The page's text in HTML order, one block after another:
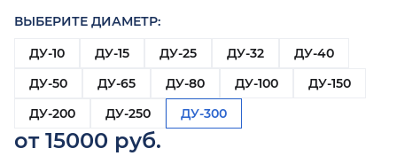
ВЫБЕРИТЕ ДИАМЕТР:
ДУ-10
ДУ-15 ДУ-25 ДУ-32
ДУ-40
ДУ-50
ДУ-65 ДУ-80 ДУ-100
ДУ-150
ДУ-200
ДУ-250 ДУ-300
от 15000 руб.